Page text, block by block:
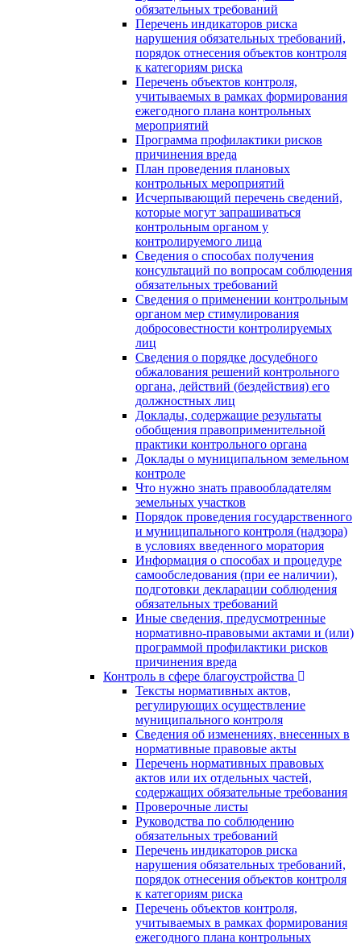
обязательных требований
Перечень индикаторов риска
нарушения обязательных требований,
порядок отнесения объектов контроля
к категориям риска
Перечень объектов контроля,
учитываемых в рамках формирования
ежегодного плана контрольных
мероприятий
Программа профилактики рисков
причинения вреда
План проведения плановых
контрольных мероприятий
Исчерпывающий перечень сведений,
которые могут запрашиваться
контрольным органом у
контролируемого лица
Сведения о способах получения
консультаций по вопросам соблюдения
обязательных требований
Сведения о применении контрольным
органом мер стимулирования
добросовестности контролируемых
лиц
Сведения о порядке досудебного
обжалования решений контрольного
органа, действий (бездействия) его
должностных лиц
Доклады, содержащие результаты
обобщения правоприменительной
практики контрольного органа
Доклады о муниципальном земельном
контроле
Что нужно знать правообладателям
земельных участков
Порядок проведения государственного
и муниципального контроля (надзора)
в условиях введенного моратория
Информация о способах и процедуре
самообследования (при ее наличии),
подготовки декларации соблюдения
обязательных требований
Иные сведения, предусмотренные
нормативно-правовыми актами и (или)
программой профилактики рисков
причинения вреда
Контроль в сфере благоустройства
Тексты нормативных актов,
регулирующих осуществление
муниципального контроля
Сведения об изменениях, внесенных в
нормативные правовые акты
Перечень нормативных правовых
актов или их отдельных частей,
содержащих обязательные требования
Проверочные листы
Руководства по соблюдению
обязательных требований
Перечень индикаторов риска
нарушения обязательных требований,
порядок отнесения объектов контроля
к категориям риска
Перечень объектов контроля,
учитываемых в рамках формирования
ежегодного плана контрольных